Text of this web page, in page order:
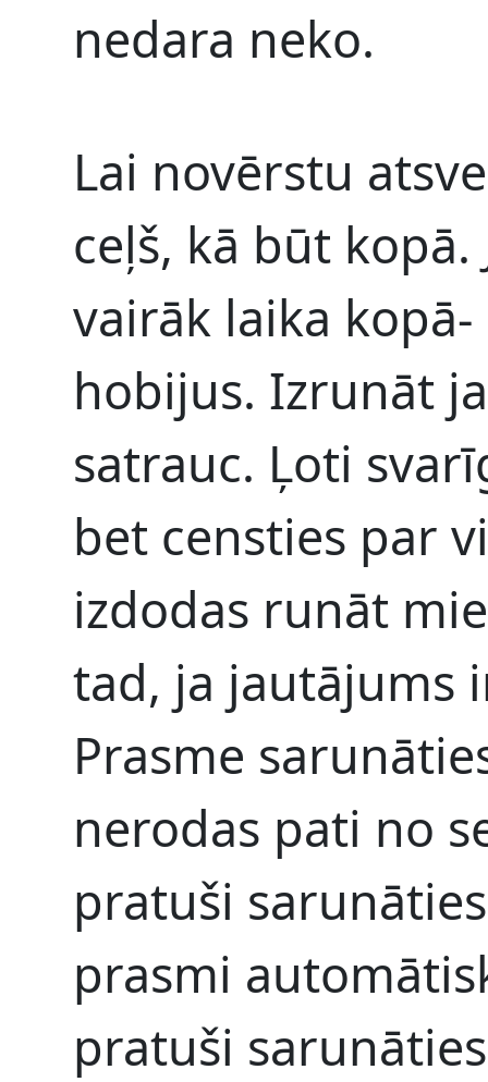
nedara neko.
Lai novērstu
ceļš, kā būt kopā.
vairāk laika
hobijus. Izrunāt
satrauc. Ļoti
bet censties par
izdodas runāt
tad, ja jautājums
Prasme
nerodas pati no
pratuši
prasmi
pratuši